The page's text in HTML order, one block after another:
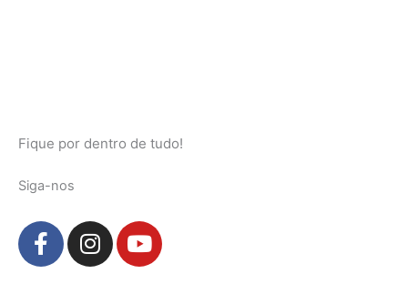
Fique por dentro de tudo!
Siga-nos
F
a
I
n
Y
o